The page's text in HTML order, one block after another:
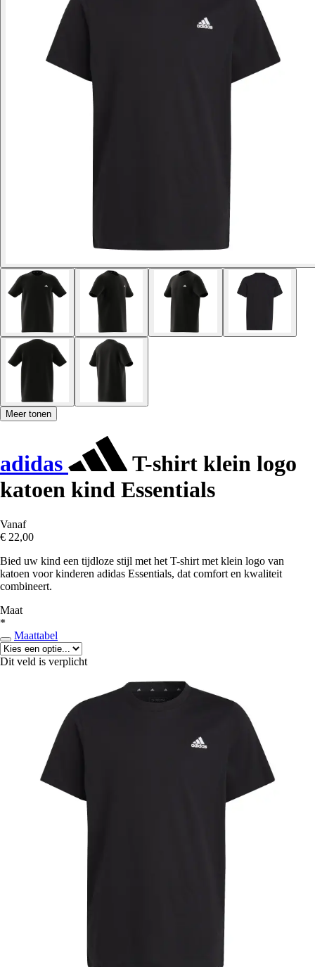
Meer tonen
adidas
T-shirt klein logo
katoen kind Essentials
Vanaf
€ 22,00
Bied uw kind een tijdloze stijl met het T-shirt met klein logo van
katoen voor kinderen adidas Essentials, dat comfort en kwaliteit
combineert.
Maat
*
Maattabel
Dit veld is verplicht